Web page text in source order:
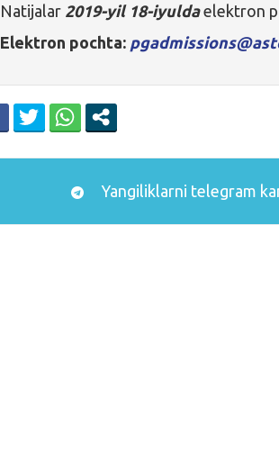
Natijalar 2019-yil 18-iyuldaelektron
Elektron pochta:
Yangiliklarni telegram